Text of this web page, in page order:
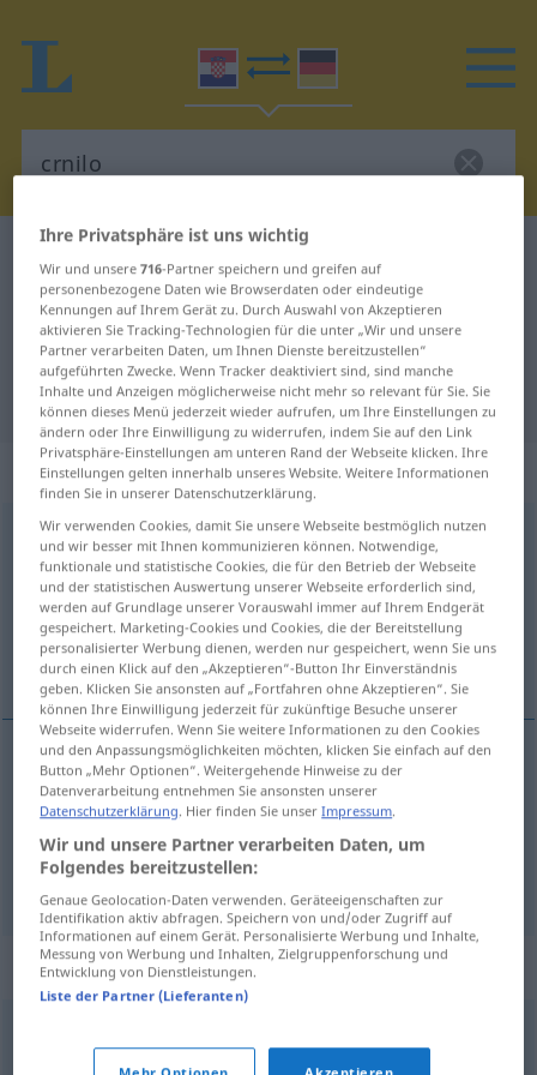
Kroatisch-Deutsch Wörterbuch
Kroatisch-Deutsch Übersetzung für
"crnilo"
"crnilo" Deutsch Übersetzung
„crnilo“
crnilo
Übersicht aller Übersetzungen
(Für mehr Details die Übersetzung anklicken/antippen)
Schwärze, Tusche
Schwärzef crnilo
Tuschef crnilo
Beispielsätze für "crnilo"
tiskarsko crnilo
Ihre Privatsphäre ist uns wichtig
Wir und unsere716-Partner speichern und greifen auf
personenbezogene Daten wie Browserdaten oder eindeutige
Kennungen auf Ihrem Gerät zu. Durch Auswahl von Akzeptieren
aktivieren Sie Tracking-Technologien für die unter „Wir und unsere
Partner verarbeiten Daten, um Ihnen Dienste bereitzustellen“
aufgeführten Zwecke. Wenn Tracker deaktiviert sind, sind manche
Inhalte und Anzeigen möglicherweise nicht mehr so relevant für Sie. Sie
können dieses Menü jederzeit wieder aufrufen, um Ihre Einstellungen zu
ändern oder Ihre Einwilligung zu widerrufen, indem Sie auf den Link
Privatsphäre-Einstellungen am unteren Rand der Webseite klicken. Ihre
Einstellungen gelten innerhalb unseres Website. Weitere Informationen
finden Sie in unserer Datenschutzerklärung.
Wir verwenden Cookies, damit Sie unsere Webseite bestmöglich nutzen
und wir besser mit Ihnen kommunizieren können. Notwendige,
funktionale und statistische Cookies, die für den Betrieb der Webseite
und der statistischen Auswertung unserer Webseite erforderlich sind,
werden auf Grundlage unserer Vorauswahl immer auf Ihrem Endgerät
gespeichert. Marketing-Cookies und Cookies, die der Bereitstellung
personalisierter Werbung dienen, werden nur gespeichert, wenn Sie uns
durch einen Klick auf den „Akzeptieren“-Button Ihr Einverständnis
geben. Klicken Sie ansonsten auf „Fortfahren ohne Akzeptieren“. Sie
können Ihre Einwilligung jederzeit für zukünftige Besuche unserer
Webseite widerrufen. Wenn Sie weitere Informationen zu den Cookies
und den Anpassungsmöglichkeiten möchten, klicken Sie einfach auf den
Button „Mehr Optionen“. Weitergehende Hinweise zu der
Datenverarbeitung entnehmen Sie ansonsten unserer
Datenschutzerklärung. Hier finden Sie unserImpressum.
Wir und unsere Partner verarbeiten Daten, um
Folgendes bereitzustellen:
Genaue Geolocation-Daten verwenden. Geräteeigenschaften zur
Identifikation aktiv abfragen. Speichern von und/oder Zugriff auf
Informationen auf einem Gerät. Personalisierte Werbung und Inhalte,
Messung von Werbung und Inhalten, Zielgruppenforschung und
Entwicklung von Dienstleistungen.
Liste der Partner (Lieferanten)